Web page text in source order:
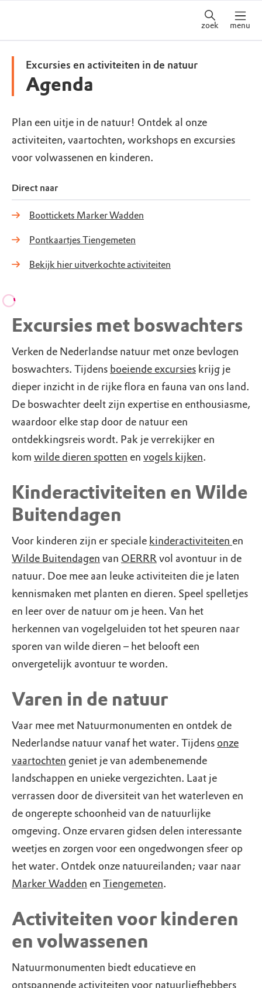
zoek menu
Excursies en activiteiten in de natuur
Agenda
Plan een uitje in de natuur! Ontdek al onze
activiteiten, vaartochten, workshops en excursies
voor volwassenen en kinderen.
Direct naar
Boottickets Marker Wadden
Pontkaartjes Tiengemeten
Bekijk hier uitverkochte activiteiten
Excursies met boswachters
Verken de Nederlandse natuur met onze bevlogen
boswachters. Tijdens boeiende excursies krijg je
dieper inzicht in de rijke flora en fauna van ons land.
De boswachter deelt zijn expertise en enthousiasme,
waardoor elke stap door de natuur een
ontdekkingsreis wordt. Pak je verrekijker en
kom wilde dieren spotten en vogels kijken.
Kinderactiviteiten en Wilde
Buitendagen
Voor kinderen zijn er speciale kinderactiviteiten en
Wilde Buitendagen van OERRRvol avontuur in de
natuur. Doe mee aan leuke activiteiten die je laten
kennismaken met planten en dieren. Speel spelletjes
en leer over de natuur om je heen. Van het
herkennen van vogelgeluiden tot het speuren naar
sporen van wilde dieren – het belooft een
onvergetelijk avontuur te worden.
Varen in de natuur
Vaar mee met Natuurmonumenten en ontdek de
Nederlandse natuur vanaf het water. Tijdens onze
vaartochten geniet je van adembenemende
landschappen en unieke vergezichten. Laat je
verrassen door de diversiteit van het waterleven en
de ongerepte schoonheid van de natuurlijke
omgeving. Onze ervaren gidsen delen interessante
weetjes en zorgen voor een ongedwongen sfeer op
het water. Ontdek onze natuureilanden; vaar naar
Marker Wadden en Tiengemeten.
Activiteiten voor kinderen
en volwassenen
Natuurmonumenten biedt educatieve en
ontspannende activiteiten voor natuurliefhebbers